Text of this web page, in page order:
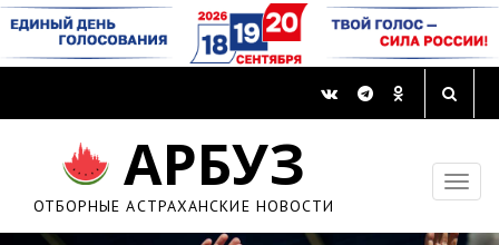
АРБУЗ
ОТБОРНЫЕ АСТРАХАНСКИЕ НОВОСТИ